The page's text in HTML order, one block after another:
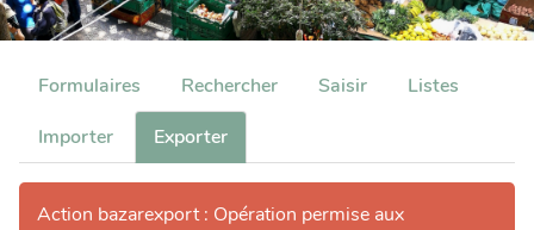
Formulaires Rechercher Saisir
Listes
Importer
Exporter
Action bazarexport : Opération permise aux